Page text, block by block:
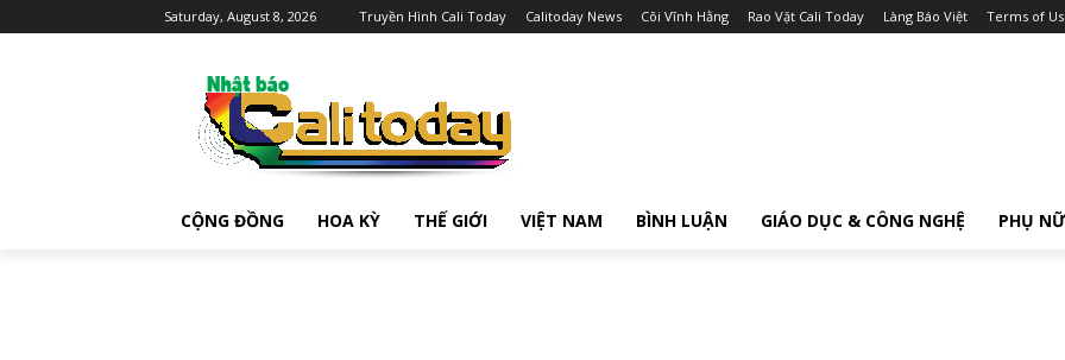
Saturday, August 8, 2026 Truyền Hình Cali Today Calitoday News Cõi Vĩnh Hằng Rao Vặt Cali Today Làng Báo Việt Terms of
CỘNG ĐỒNG HOA KỲ THẾ GIỚI VIỆT NAM BÌNH LUẬN GIÁO DỤC & CÔNG NGHỆ PHỤ NỮ